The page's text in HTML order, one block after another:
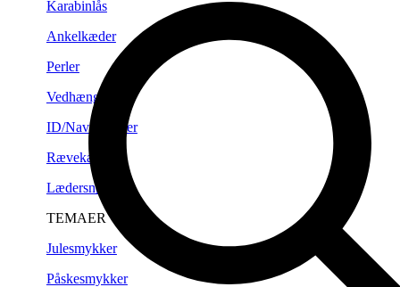
Karabinlås
Ankelkæder
Perler
Vedhæng
ID/Navneplader
Rævekæder
Lædersnørre
TEMAER
Julesmykker
Påskesmykker